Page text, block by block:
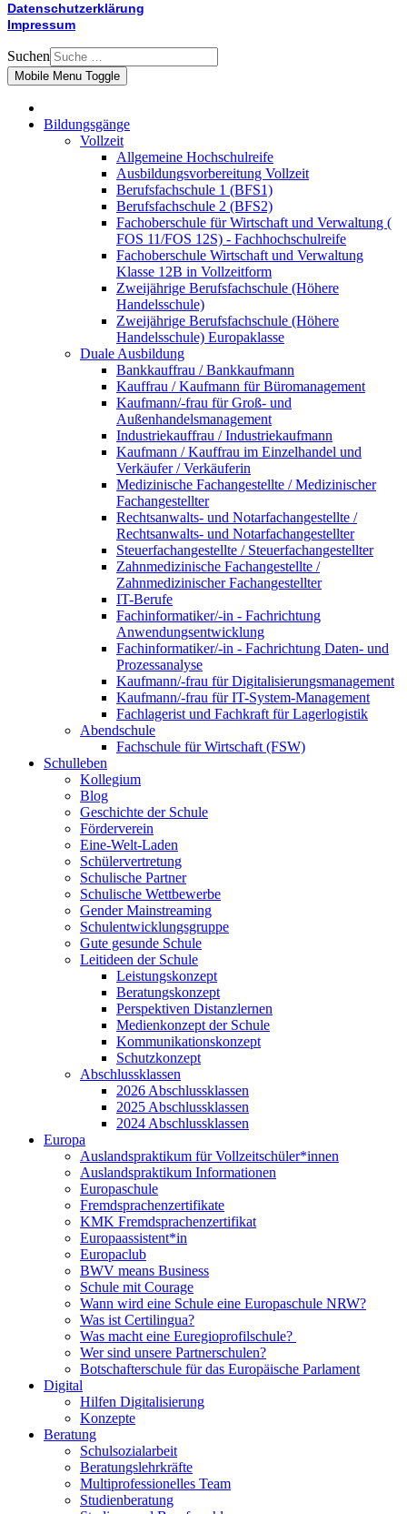
Datenschutzerklärung
Impressum
Suchen
Mobile Menu Toggle
Bildungsgänge
Vollzeit
Allgemeine Hochschulreife
Ausbildungsvorbereitung Vollzeit
Berufsfachschule 1 (BFS1)
Berufsfachschule 2 (BFS2)
Fachoberschule für Wirtschaft und Verwaltung (
FOS 11/FOS 12S) - Fachhochschulreife
Fachoberschule Wirtschaft und Verwaltung
Klasse 12B in Vollzeitform
Zweijährige Berufsfachschule (Höhere
Handelsschule)
Zweijährige Berufsfachschule (Höhere
Handelsschule) Europaklasse
Duale Ausbildung
Bankkauffrau / Bankkaufmann
Kauffrau / Kaufmann für Büromanagement
Kaufmann/-frau für Groß- und
Außenhandelsmanagement
Industriekauffrau / Industriekaufmann
Kaufmann / Kauffrau im Einzelhandel und
Verkäufer / Verkäuferin
Medizinische Fachangestellte / Medizinischer
Fachangestellter
Rechtsanwalts- und Notarfachangestellte /
Rechtsanwalts- und Notarfachangestellter
Steuerfachangestellte / Steuerfachangestellter
Zahnmedizinische Fachangestellte /
Zahnmedizinischer Fachangestellter
IT-Berufe
Fachinformatiker/-in - Fachrichtung
Anwendungsentwicklung
Fachinformatiker/-in - Fachrichtung Daten- und
Prozessanalyse
Kaufmann/-frau für Digitalisierungsmanagement
Kaufmann/-frau für IT-System-Management
Fachlagerist und Fachkraft für Lagerlogistik
Abendschule
Fachschule für Wirtschaft (FSW)
Schulleben
Kollegium
Blog
Geschichte der Schule
Förderverein
Eine-Welt-Laden
Schülervertretung
Schulische Partner
Schulische Wettbewerbe
Gender Mainstreaming
Schulentwicklungsgruppe
Gute gesunde Schule
Leitideen der Schule
Leistungskonzept
Beratungskonzept
Perspektiven Distanzlernen
Medienkonzept der Schule
Kommunikationskonzept
Schutzkonzept
Abschlussklassen
2026 Abschlussklassen
2025 Abschlussklassen
2024 Abschlussklassen
Europa
Auslandspraktikum für Vollzeitschüler*innen
Auslandspraktikum Informationen
Europaschule
Fremdsprachenzertifikate
KMK Fremdsprachenzertifikat
Europaassistent*in
Europaclub
BWV means Business
Schule mit Courage
Wann wird eine Schule eine Europaschule NRW?
Was ist Certilingua?
Was macht eine Euregioprofilschule?
Wer sind unsere Partnerschulen?
Botschafterschule für das Europäische Parlament
Digital
Hilfen Digitalisierung
Konzepte
Beratung
Schulsozialarbeit
Beratungslehrkräfte
Multiprofessionelles Team
Studienberatung